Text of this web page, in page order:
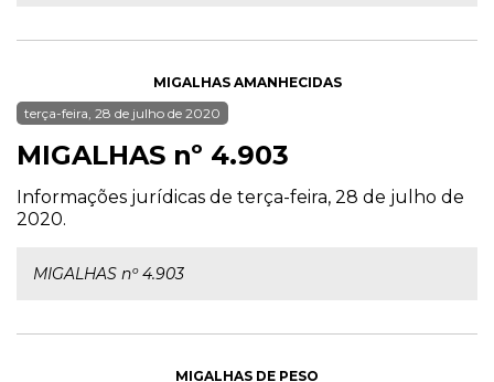
MIGALHAS AMANHECIDAS
terça-feira, 28 de julho de 2020
MIGALHAS nº 4.903
Informações jurídicas de terça-feira, 28 de julho de
2020.
MIGALHAS nº 4.903
MIGALHAS DE PESO